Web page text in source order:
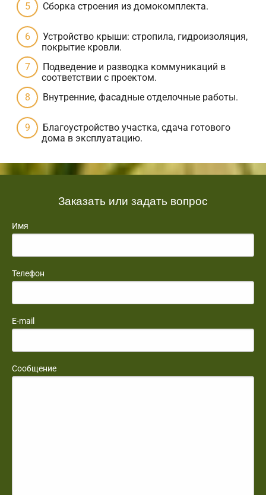
Сборка строения из домокомплекта.
Устройство крыши: стропила, гидроизоляция,
покрытие кровли.
Подведение и разводка коммуникаций в
соответствии с проектом.
Внутренние, фасадные отделочные работы.
Благоустройство участка, сдача готового
дома в эксплуатацию.
Заказать или задать вопрос
Имя
Телефон
E-mail
Сообщение